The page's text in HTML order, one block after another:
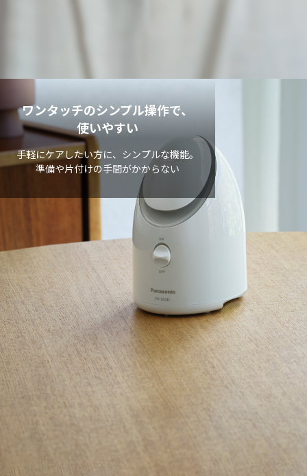
ワンタッチのシンプル操作で、
使いやすい
手軽にケアしたい方に、シンプルな機能。
準備や片付けの手間がかからない